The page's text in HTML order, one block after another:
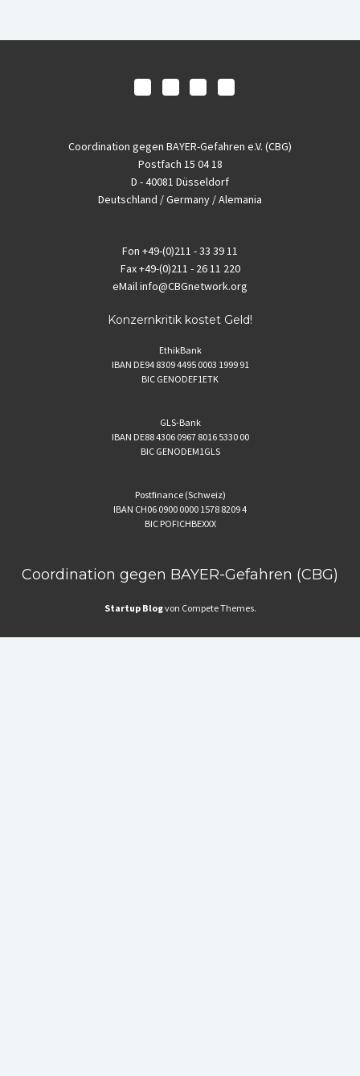
Coordination gegen BAYER-Gefahren e.V. (CBG)
Postfach 15 04 18
D - 40081 Düsseldorf
Deutschland / Germany / Alemania
Fon +49-(0)211 - 33 39 11
Fax+49-(0)211 - 26 11 220
eMailinfo@CBGnetwork.org
Konzernkritik kostet Geld!
EthikBank
IBAN DE94 8309 4495 0003 1999 91
BIC GENODEF1ETK
GLS-Bank
IBAN DE88 4306 0967 8016 5330 00
BIC GENODEM1GLS
Postfinance (Schweiz)
IBAN CH06 0900 0000 1578 8209 4
BIC POFICHBEXXX
Coordination gegen BAYER-Gefahren (CBG)
Startup Blogvon Compete Themes.